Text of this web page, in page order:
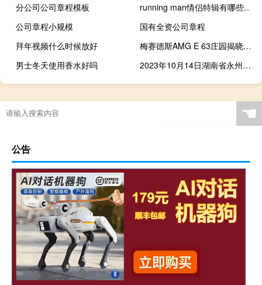
分公司公司章程模板
running man情侣特辑有哪些（running man恐怖特辑有哪些）
公司章程小规模
国有全资公司章程
拜年视频什么时候放好
梅赛德斯AMG E 63庄园揭晓终极450kW家庭旅行车
男士冬天使用香水好吗
2023年10月14日湖南省永州市疫情大数据-今日/今天疫情全网搜索最新实时消息动态情况通知播报
☚
公告